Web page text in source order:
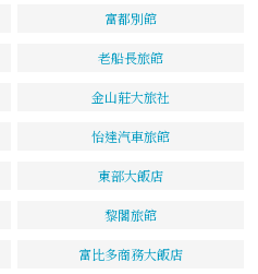
富都別館
老船長旅館
金山莊大旅社
怡達汽車旅館
東部大飯店
黎閣旅館
富比多商務大飯店